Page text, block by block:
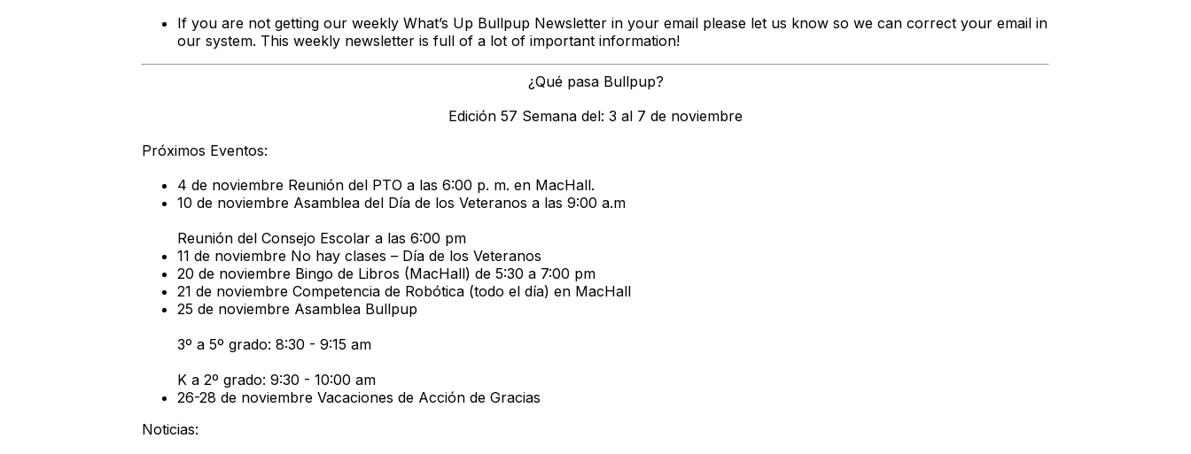
If you are not getting our weekly What’s Up Bullpup Newsletter in your email please let us know so we can correct your email in
our system. This weekly newsletter is full of a lot of important information!
¿Qué pasa Bullpup?
Edición 57 Semana del: 3 al 7 de noviembre
Próximos Eventos:
4 de noviembre Reunión del PTO a las 6:00 p. m. en MacHall.
10 de noviembre Asamblea del Día de los Veteranos a las 9:00 a.m
Reunión del Consejo Escolar a las 6:00 pm
11 de noviembre No hay clases – Día de los Veteranos
20 de noviembre Bingo de Libros (MacHall) de 5:30 a 7:00 pm
21 de noviembre Competencia de Robótica (todo el día) en MacHall
25 de noviembre Asamblea Bullpup
3º a 5º grado: 8:30 - 9:15 am
K a 2º grado: 9:30 - 10:00 am
26-28 de noviembre Vacaciones de Acción de Gracias
Noticias: